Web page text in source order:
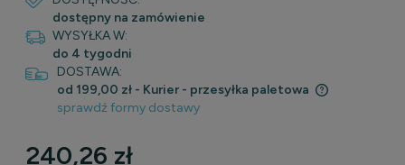
dostępny na zamówienie
WYSYŁKA W:
do 4 tygodni
DOSTAWA:
od 199,00 zł - Kurier - przesyłka paletowa
Cena nie zawiera ewentualnych kosztów płatności
sprawdź formy dostawy
240,26 zł